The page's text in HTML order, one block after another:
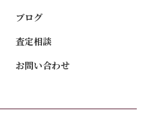
ブログ
査定相談
お問い合わせ